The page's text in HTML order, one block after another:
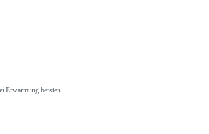
Erwärmung bersten.